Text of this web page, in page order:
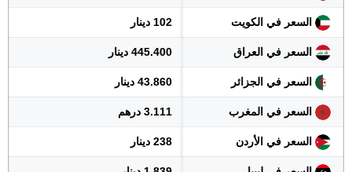
السعر في الكويت 102 دينار
السعر في العراق 445.400 دينار
السعر في الجزائر 43.860 دينار
السعر في المغرب 3.111 درهم
السعر في الأردن 238 دينار